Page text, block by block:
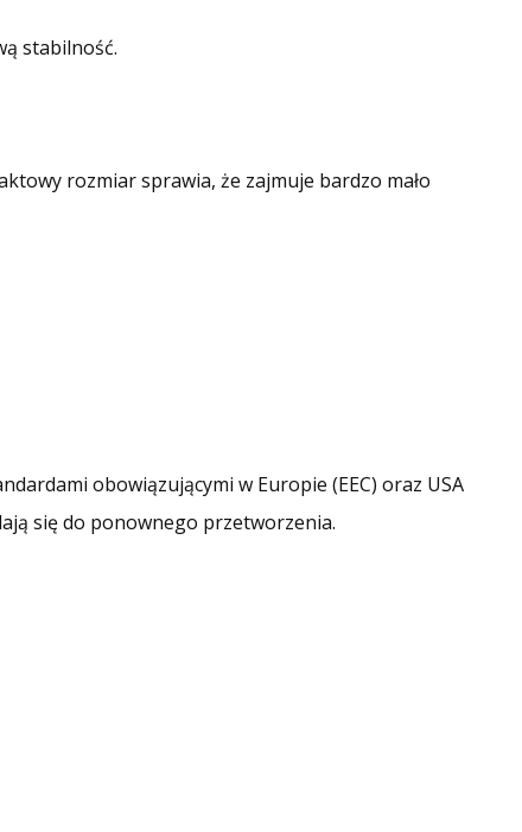
stabilność.
rozmiar sprawia, że zajmuje bardzo mało
obowiązującymi w Europie (EEC) oraz USA
się do ponownego przetworzenia.